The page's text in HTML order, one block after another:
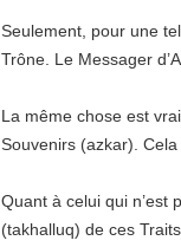
Seulement, pour une
La même chose est
Quant à celui qui n’est
(takhalluq) de ces